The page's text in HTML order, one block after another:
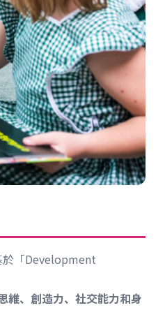
於「Development
維、創造力、社交能力和身